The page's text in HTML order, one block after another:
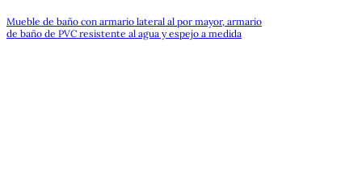
Mueble de baño con armario lateral al por mayor, armario
de baño de PVC resistente al agua y espejo a medida